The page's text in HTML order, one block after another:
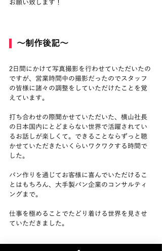
お願い致します！
  ～制作後記～
2日間にかけて写真撮影を行わせていただいたの
ですが、営業時間中の撮影だったのでスタッフ
の皆様に諸々の調整をしていただけたことを覚
えています。
打ち合わせの際聞かせていただいた、横山社長
の日本国内にとどまらない世界で活躍されてい
るお話しが楽しくて。できることならずっと聴
かせていただきたいくらいワクワクする時間で
した。
パン作りを通じてお客様に喜んでいただけるこ
とはもちろん、大手製パン企業のコンサルティ
ングまで。
仕事を極めることでたどり着ける世界を見させ
ていただきました。